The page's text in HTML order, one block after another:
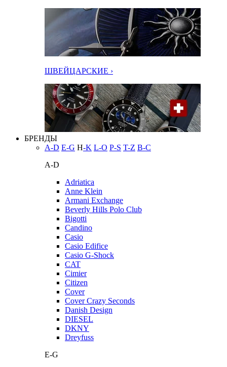
ШВЕЙЦАРСКИЕ ›
БРЕНДЫ
A-D E-G H-K L-O P-S T-Z В-С
A-D
Adriatica
Anne Klein
Armani Exchange
Beverly Hills Polo Club
Bigotti
Candino
Casio
Casio Edifice
Casio G-Shock
CAT
Cimier
Citizen
Cover
Cover Crazy Seconds
Danish Design
DIESEL
DKNY
Dreyfuss
E-G